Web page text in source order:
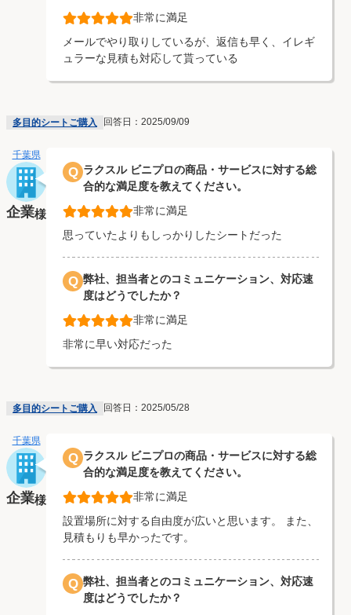
非常に満足
メールでやり取りしているが、返信も早く、イレギ
ュラーな見積も対応して貰っている
多目的シートご購入 回答日：2025/09/09
千葉県
企業様
Q ラクスル ビニプロの商品・サービスに対する総
合的な満足度を教えてください。
非常に満足
思っていたよりもしっかりしたシートだった
Q 弊社、担当者とのコミュニケーション、対応速
度はどうでしたか？
非常に満足
非常に早い対応だった
多目的シートご購入 回答日：2025/05/28
千葉県
企業様
Q ラクスル ビニプロの商品・サービスに対する総
合的な満足度を教えてください。
非常に満足
設置場所に対する自由度が広いと思います。 また、
見積もりも早かったです。
Q 弊社、担当者とのコミュニケーション、対応速
度はどうでしたか？